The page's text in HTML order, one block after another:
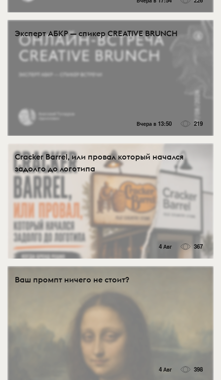
Эксперт АБКР — спикер CREATIVE BRUNCH
Вчера в 13:50 219
Cracker Barrel, или провал который начался
задолго до логотипа
4 Авг 367
Ваш промпт ничего не стоит?
4 Авг 398